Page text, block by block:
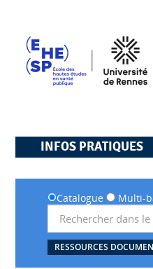
INFOS PRATIQUES
Catalogue Multi-
RESSOURCES